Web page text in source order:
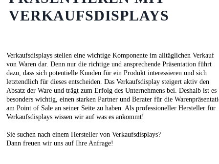
VERKAUFSDISPLAYS
Verkaufsdisplays stellen eine wichtige Komponente im alltäglichen Verkauf
von Waren dar. Denn nur die richtige und ansprechende Präsentation führt
dazu, dass sich potentielle Kunden für ein Produkt interessieren und sich
letztendlich für dieses entscheiden. Das Verkaufsdisplay steigert aktiv den
Absatz der Ware und trägt zum Erfolg des Unternehmens bei. Deshalb ist es
besonders wichtig, einen starken Partner und Berater für die
am Point of Sale an seiner Seite zu haben. Als professioneller Hersteller für
Verkaufsdisplays wissen wir auf was es ankommt!
Sie suchen nach einem Hersteller von Verkaufsdisplays?
Dann freuen wir uns auf Ihre Anfrage!